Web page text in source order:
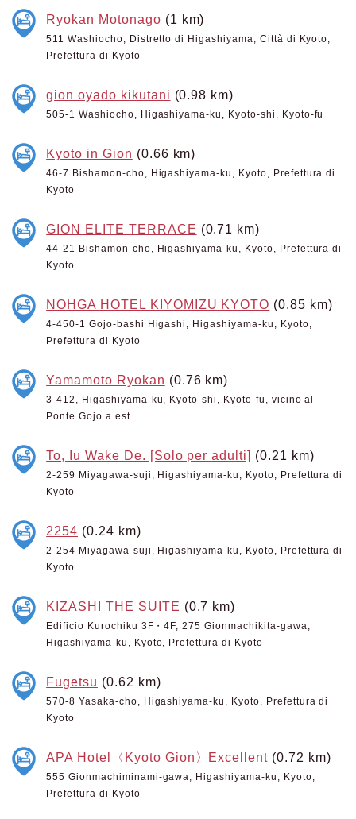
Ryokan Motonago (1 km)
511 Washiocho, Distretto di Higashiyama, Città di Kyoto,
Prefettura di Kyoto
gion oyado kikutani (0.98 km)
505-1 Washiocho, Higashiyama-ku, Kyoto-shi, Kyoto-fu
Kyoto in Gion (0.66 km)
46-7 Bishamon-cho, Higashiyama-ku, Kyoto, Prefettura di
Kyoto
GION ELITE TERRACE (0.71 km)
44-21 Bishamon-cho, Higashiyama-ku, Kyoto, Prefettura di
Kyoto
NOHGA HOTEL KIYOMIZU KYOTO (0.85 km)
4-450-1 Gojo-bashi Higashi, Higashiyama-ku, Kyoto,
Prefettura di Kyoto
Yamamoto Ryokan (0.76 km)
3-412, Higashiyama-ku, Kyoto-shi, Kyoto-fu, vicino al
Ponte Gojo a est
To, Iu Wake De. [Solo per adulti] (0.21 km)
2-259 Miyagawa-suji, Higashiyama-ku, Kyoto, Prefettura di
Kyoto
2254 (0.24 km)
2-254 Miyagawa-suji, Higashiyama-ku, Kyoto, Prefettura di
Kyoto
KIZASHI THE SUITE (0.7 km)
Edificio Kurochiku 3F・4F, 275 Gionmachikita-gawa,
Higashiyama-ku, Kyoto, Prefettura di Kyoto
Fugetsu (0.62 km)
570-8 Yasaka-cho, Higashiyama-ku, Kyoto, Prefettura di
Kyoto
APA Hotel〈Kyoto Gion〉Excellent (0.72 km)
555 Gionmachiminami-gawa, Higashiyama-ku, Kyoto,
Prefettura di Kyoto